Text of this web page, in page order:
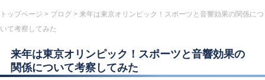
トップページ > ブログ > 来年は東京オリンピック！スポーツと音響効果の関係につ
いて考察してみた
来年は東京オリンピック！スポーツと音響効果の
関係について考察してみた